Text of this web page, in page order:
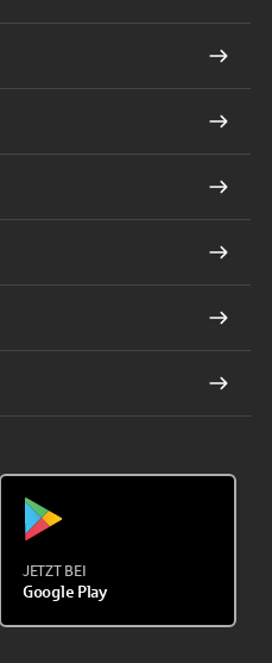
JETZT BEI
Google Play